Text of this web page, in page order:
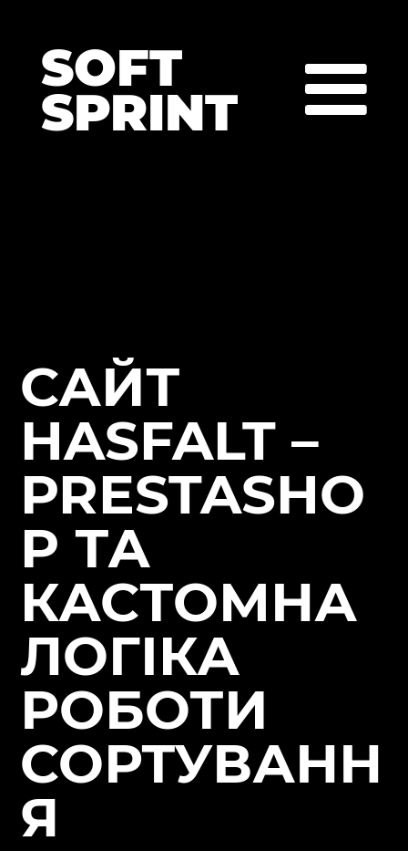
SOFT
SPRINT
САЙТ
HASFALT –
PRESTASHO
P ТА
КАСТОМНА
ЛОГІКА
РОБОТИ
СОРТУВАНН
Я